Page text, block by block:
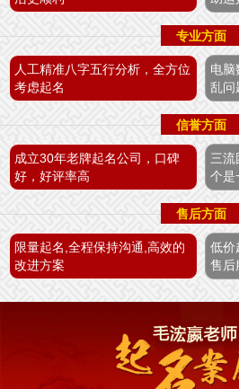
专业方面
人工精准八字五行分析，全方位
考虑起名
电脑
乱问
信誉方面
成立30年老牌起名公司，口碑
好，好评率高
三流
个是
售后方面
限量起名,全程保持沟通,高效的
改进方案
低价
售后